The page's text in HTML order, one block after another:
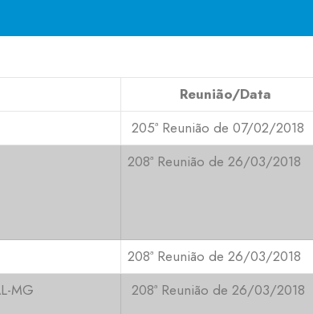
Reunião/Data
205ª Reunião de 07/02/2018
208ª Reunião de 26/03/2018
208ª Reunião de 26/03/2018
MG 208ª Reunião de 26/03/2018